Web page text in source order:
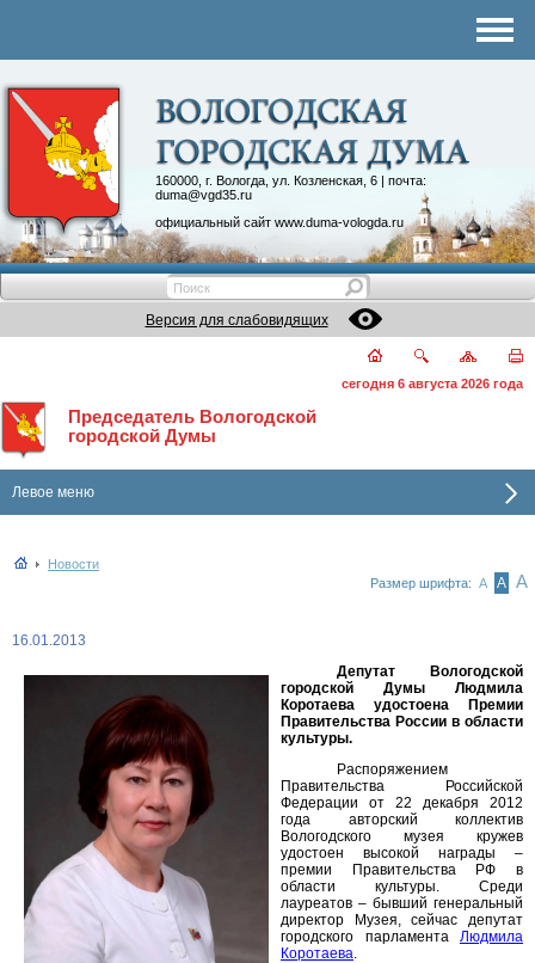
160000, г. Вологда, ул. Козленская, 6 | почта:
duma@vgd35.ru
официальный сайт www.duma-vologda.ru
Контакты
Депутатские объединения
Версия для слабовидящих
сегодня 6 августа 2026 года
Председатель Вологодской
городской Думы
Левое меню
Новости
Размер шрифта: А А А
16.01.2013
Депутат Вологодской
городской Думы Людмила
Коротаева удостоена Премии
Правительства России в области
культуры.
Распоряжением
Правительства Российской
Федерации от 22 декабря 2012
года авторский коллектив
Вологодского музея кружев
удостоен высокой награды –
премии Правительства РФ в
области культуры. Среди
лауреатов – бывший генеральный
директор Музея, сейчас депутат
городского парламента Людмила
Коротаева.